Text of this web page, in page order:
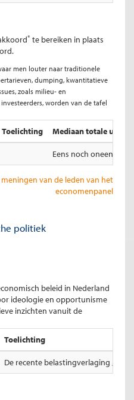
* te bereiken in plaats
men louter naar traditionele
dumping, kwantitatieve
zoals milieu- en
worden van de tafel
Toelichting Mediaan totale uitslag
Eens noch oneens
van de leden van het
economenpanel
politiek
beleid in Nederland
ideologie en opportunisme
inzichten vanuit de
Toelichting
De recente belastingverlaging